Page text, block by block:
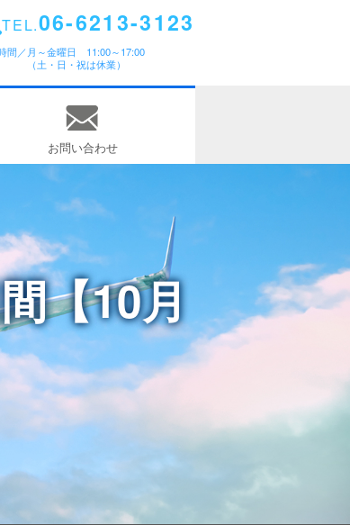
TEL.06-6213-3123
間／ 月～金曜日 11:00～17:00
（土・日・祝は休業）
お問い合わせ
【10月